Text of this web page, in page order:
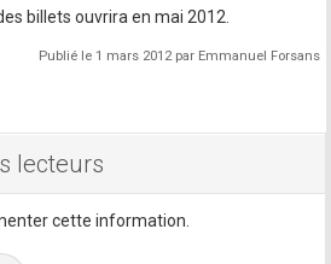
billets ouvrira en mai 2012.
Publié le 1 mars 2012 par Emmanuel Forsans
lecteurs
cette information.